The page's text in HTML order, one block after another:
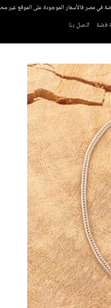
في مصر فالأسعار الموجودة على الموقع غير
فضة اتصل بنا